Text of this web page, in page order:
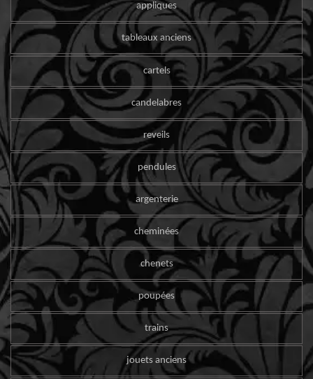
appliques
tableaux anciens
cartels
candelabres
reveils
pendules
argenterie
cheminées
chenets
poupées
trains
jouets anciens